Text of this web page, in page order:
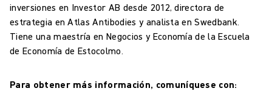
inversiones en Investor AB desde 2012, directora de
estrategia en Atlas Antibodies y analista en Swedbank.
Tiene una maestría en Negocios y Economía de la Escuela
de Economía de Estocolmo.
Para obtener más información, comuníquese con: